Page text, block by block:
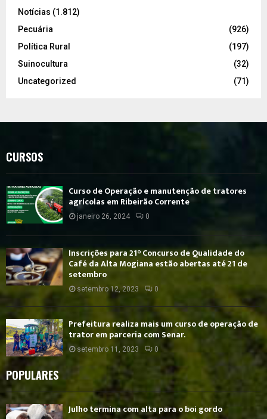
Notícias (1.812)
Pecuária
(926)
Política Rural
(197)
Suinocultura
(32)
Uncategorized
(71)
CURSOS
Curso de Operação e manutenção de tratores
agrícolas em Ribeirão Corrente
janeiro 26, 2024 0
Inscrições para 21° Concurso de Qualidade do
Café da Alta Mogiana estão abertas até 21 de
setembro
setembro 12, 2023 0
Prefeitura realiza mais um curso de operação de
trator em parceria com Senar.
setembro 11, 2023 0
POPULARES
Julho termina com alta para o boi gordo